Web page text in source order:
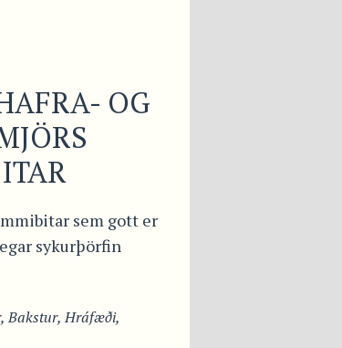
OG
sem gott er
sykurþörfin
,Bakstur,Hráfæði,